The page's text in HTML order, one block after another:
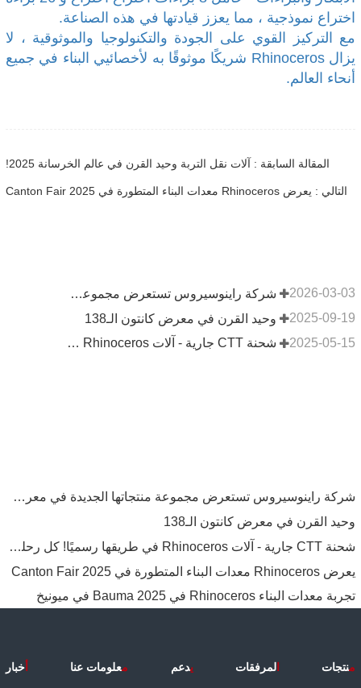
اختراع نموذجية ، مما يعزز قيادتها في هذه الصناعة.
مع التركيز القوي على الجودة والتكنولوجيا والموثوقية ، لا
يزال Rhinoceros شريكًا موثوقًا به لأخصائيي البناء في جميع
أنحاء العالم.
المقالة السابقة : آلات نقل التربة وحيد القرن في عالم الخرسانة 2025!
التالي : يعرض Rhinoceros معدات البناء المتطورة في Canton Fair 2025
شركة راينوسيروس تستعرض مجموعة منتجاتها الجديدة في معرض كونيكسبو - لاس فيغاس
2026-03-03
وحيد القرن في معرض كانتون الـ138
2025-09-19
شحنة CTT جارية - آلات Rhinoceros في طريقها رسميًا! كل رحلة تُعدّ دليلاً على الجودة والثقة العالمية. ما الطراز الذي تتشوق لرؤيته في موسكو؟ #CTT2025 #GlobalMachinery #Rhinoceros
2025-05-15
شركة راينوسيروس تستعرض مجموعة منتجاتها الجديدة في معرض كونيكسبو - لاس فيغاس
وحيد القرن في معرض كانتون الـ138
شحنة CTT جارية - آلات Rhinoceros في طريقها رسميًا! كل رحلة تُعدّ دليلاً على الجودة والثقة العالمية. ما الطراز الذي تتشوق لرؤيته في موسكو؟ #CTT2025 #GlobalMachinery #Rhinoceros
يعرض Rhinoceros معدات البناء المتطورة في Canton Fair 2025
تجربة معدات البناء Rhinoceros في Bauma 2025 في ميونيخ
منتجات المرفقات يدعم معلومات عنا خبار